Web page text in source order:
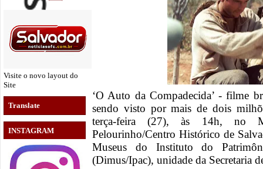
Visite o novo layout do
Site
Translate
INSTAGRAM
‘O Auto da Compadecida’ - filme
sendo visto por mais de dois
terça-feira (27), às 14h, no
Pelourinho/Centro Histórico de
Museus do Instituto do
(Dimus/Ipac), unidade da Secretaria